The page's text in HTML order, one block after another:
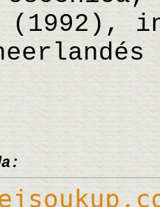
(1992),